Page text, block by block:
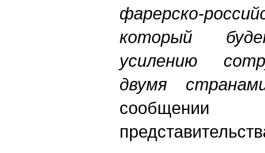
фарерско-
который
усилению
двумя